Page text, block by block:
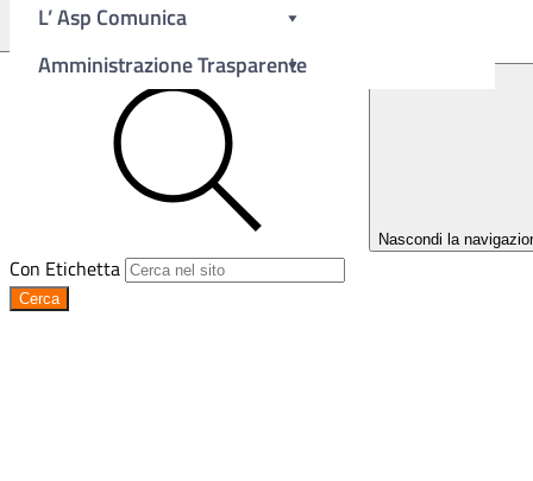
Nascondi la
L’ Asp Comunica
Amministrazione Trasparente
Con Etichetta
Cerca